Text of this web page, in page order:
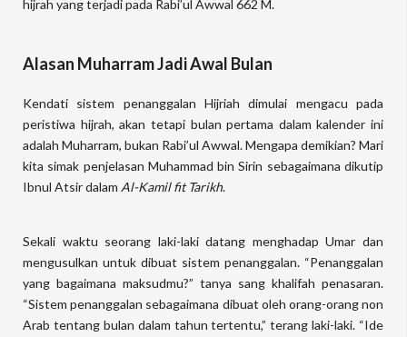
hijrah yang terjadi pada Rabi’ul Awwal 662 M.
Alasan Muharram Jadi Awal Bulan
Kendati sistem penanggalan Hijriah dimulai mengacu pada
peristiwa hijrah, akan tetapi bulan pertama dalam kalender ini
adalah Muharram, bukan Rabi’ul Awwal. Mengapa demikian? Mari
kita simak penjelasan Muhammad bin Sirin sebagaimana dikutip
Ibnul Atsir dalam Al-Kamil fit Tarikh.
Sekali waktu seorang laki-laki datang menghadap Umar dan
mengusulkan untuk dibuat sistem penanggalan. “Penanggalan
yang bagaimana maksudmu?” tanya sang khalifah penasaran.
“Sistem penanggalan sebagaimana dibuat oleh orang-orang non
Arab tentang bulan dalam tahun tertentu,” terang laki-laki. “Ide